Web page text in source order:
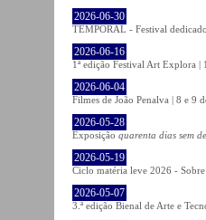
2026-06-30
TEMPORAL - Festival
2026-06-16
1ª edição Festival Art Explora
2026-06-04
Filmes de João Penalva | 8 e 9
2026-05-28
Exposição quarenta dias sem
2026-05-19
Ciclo matéria leve 2026 -
2026-05-07
3.ª edição Bienal de Arte e